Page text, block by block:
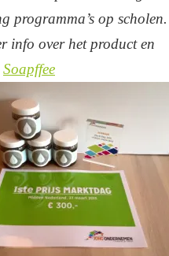
programma’s op scholen.
info over het product en
Soapffee